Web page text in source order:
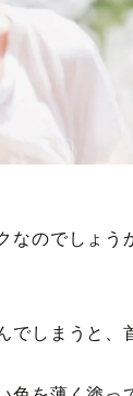
なのでしょう
でしまうと、